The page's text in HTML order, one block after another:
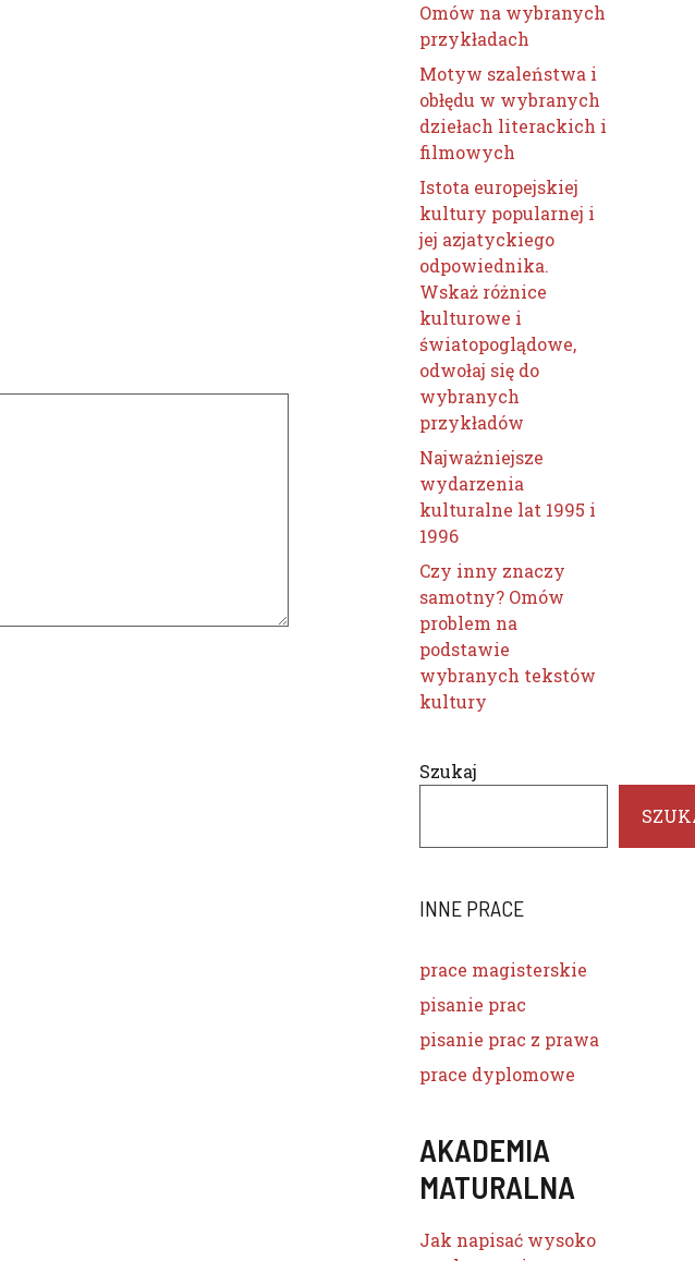
Omów na wybranych
przykładach
Motyw szaleństwa i
obłędu w wybranych
dziełach literackich i
filmowych
Istota europejskiej
kultury popularnej i
jej azjatyckiego
odpowiednika.
Wskaż różnice
kulturowe i
światopoglądowe,
odwołaj się do
wybranych
przykładów
Najważniejsze
wydarzenia
kulturalne lat 1995 i
1996
Czy inny znaczy
samotny? Omów
problem na
podstawie
wybranych tekstów
kultury
Szukaj
INNE PRACE
prace magisterskie
pisanie prac
pisanie prac z prawa
prace dyplomowe
AKADEMIA
MATURALNA
Jak napisać wysoko